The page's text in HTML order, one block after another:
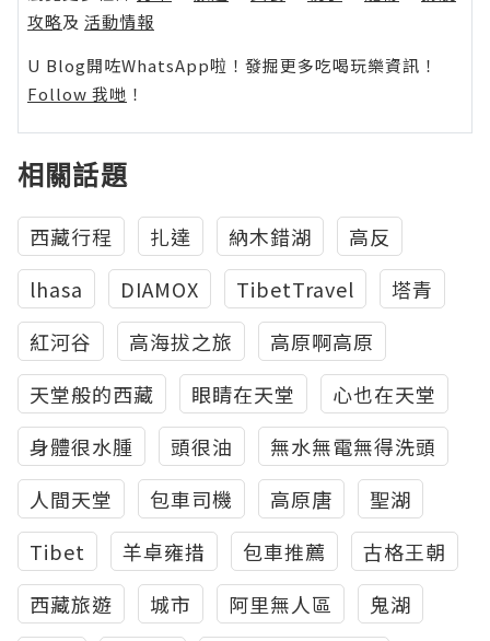
攻略及 活動情報
U Blog開咗WhatsApp啦！發掘更多吃喝玩樂資訊！
Follow 我哋 ！
相關話題
西藏行程 扎達 納木錯湖
高反
lhasa
DIAMOX TibetTravel
塔青
紅河谷
高海拔之旅
高原啊高原
天堂般的西藏
眼睛在天堂
心也在天堂
身體很水腫
頭很油
無水無電無得洗頭
人間天堂
包車司機 高原唐
聖湖
Tibet
羊卓雍措 包車推薦
古格王朝
西藏旅遊
城市 阿里無人區
鬼湖